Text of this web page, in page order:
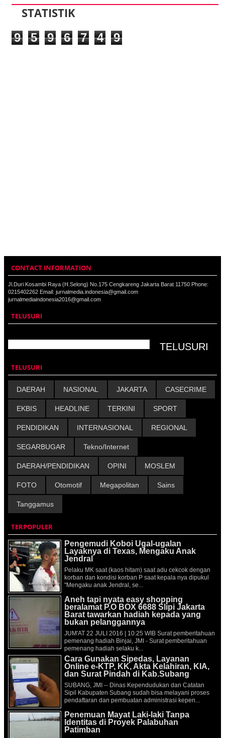
STATISTIK
9 5 9 6 7 4 9
CONTACT INFORMATION
Jl.Duri Kosambi Raya (H.Selong) No.175 Cengkareng Jakarta Barat 11750 Phone:
0215402262 Email: jurnalmedia.indonesia@gmail.com
jurnalmediaindonesia2016@gmail.com
TELUSURI
TELUSURI
DAERAH NASIONAL JAKARTA CASECRIME
EKBIS HEADLINE TERKINI SPORT
PENDIDIKAN INTERNASIONAL REGIONAL
SEGARBUGAR Tekno/Internet
DAERAH/PENDIDIKAN OPINI MOSLEM
FOTO Otomotif Megapolitan Sains
Tanggamus
TERPOPULER
Pengemudi Koboi Ugal-ugalan
Layaknya di Texas, Mengaku Anak
Jendral
Pelaku MK saat (kaos hitam) saat adu cekcok dengan
korban dan kondisi korban P saat kepala nya dipukul
"Mengaku anak Jendral, se...
Aneh tapi nyata easy shopping
beralamat P.O BOX 6688 Slipi Jakarta
Barat tawarkan hadiah kepada yang
bukan pelanggannya
JUM'AT 22 JULI 2016 | 10:25 WIB Surat pemberitahuan
pemenang hadiah Binjai, JMI - Surat pemberitahuan
pemenang hadiah selaku k...
Cara Gunakan Sipedas, Layanan
Online e-KTP, KK, Akta Kelahiran, KIA,
dan Surat Pindah di Kab.Subang
SUBANG, JMI -- Dinas Kependudukan dan Catatan
Sipil Kabupaten Subang sudah bisa melayani proses
pendaftaran dan pembuatan administrasi kepen...
Penemuan Mayat Laki-laki Tanpa
Identitas di Proyek Palabuhan
Patimban